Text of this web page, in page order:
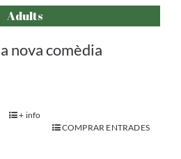
Adults
nova comèdia
+ info
COMPRAR ENTRADES